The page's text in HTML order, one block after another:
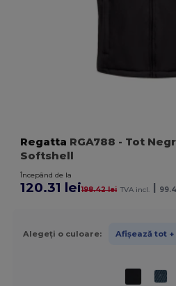
Regatta RGA788 - Tot
Softshell
Începând de la
120.31 lei198.42 lei TVA incl. |
Alegeți o culoare: Afișează tot +